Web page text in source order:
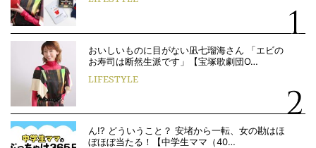
おいしいものに目がない凪七瑠海さん 「エビの
お寿司は断然生派です」【宝塚歌劇団O…
LIFESTYLE
ん!? どういうこと？ 安堵から一転、女の勘はほ
ぼほぼ当たる！【中学生ママ（40…